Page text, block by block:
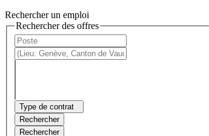
Rechercher un emploi
Rechercher des offres
Type de contrat
Rechercher
Rechercher